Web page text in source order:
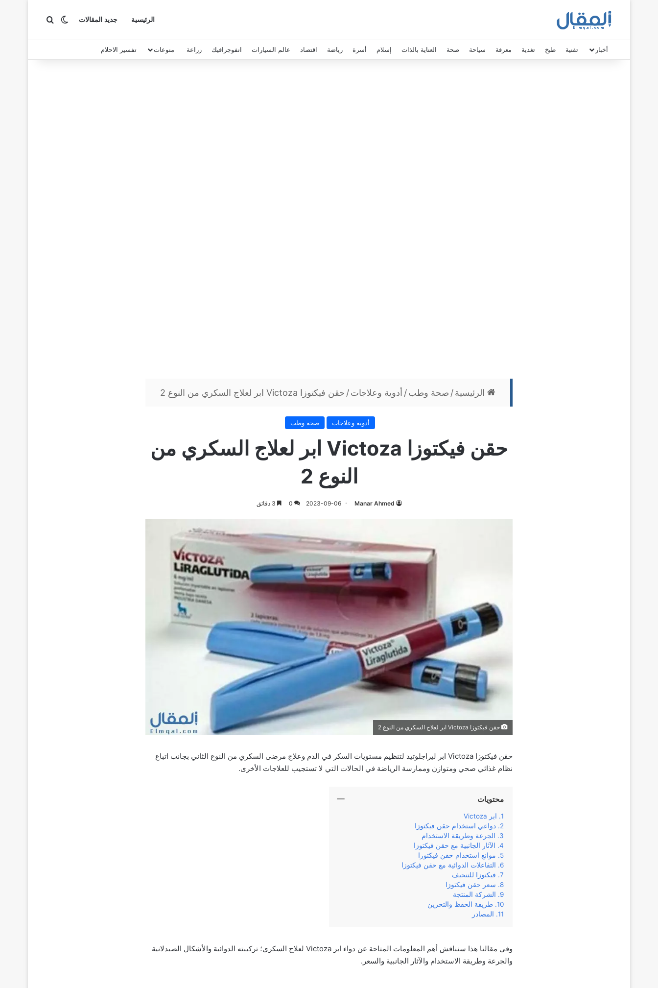
الرئيسية جديد المقالات الوضع المظلم
بحث عن
أخبار تقنية طبخ تغذية معرفة سياحة صحة العناية بالذات إسلام أسرة رياضة اقتصاد عالم السيارات انفوجرافيك زراعة منوعات تفسير الاحلام
الرئيسية/ صحة وطب/ أدوية وعلاجات/ حقن فيكتوزا Victoza ابر لعلاج السكري من النوع 2
أدوية وعلاجات صحة وطب
حقن فيكتوزا Victoza ابر لعلاج السكري من
النوع 2
Manar Ahmed
2023-09-06
0
حقن فيكتوزا Victoza ابر لعلاج السكري من النوع 2
حقن فيكتوزا Victoza ابر ليراجلوتيد لتنظيم مستويات السكر في الدم وعلاج مرضى السكري من النوع الثاني بجانب اتباع
نظام غذائي صحي ومتوازن وممارسة الرياضة في الحالات التي لا تستجيب للعلاجات الأخرى.
محتويات
ابر Victoza
دواعي استخدام حقن فيكتوزا
الجرعة وطريقة الاستخدام
الآثار الجانبية مع حقن فيكتوزا
موانع استخدام حقن فيكتوزا
التفاعلات الدوائية مع حقن فيكتوزا
فيكتوزا للتنحيف
سعر حقن فيكتوزا
الشركة المنتجة
طريقة الحفظ والتخزين
المصادر
وفي‌ ‌مقالنا‌ ‌هذا‌ ‌سنناقش‌ ‌أهم‌ ‌المعلومات‌ ‌المتاحة‌ ‌عن‌ دواء ابر Victoza لعلاج السكري؛ ‌تركيبته‌ ‌الدوائية‌ والأشكال الصيدلانية
‌والجرعة‌ ‌وطريقة‌ ‌الاستخدام‌ ‌والآثار‌ ‌الجانبية‌ والسعر.